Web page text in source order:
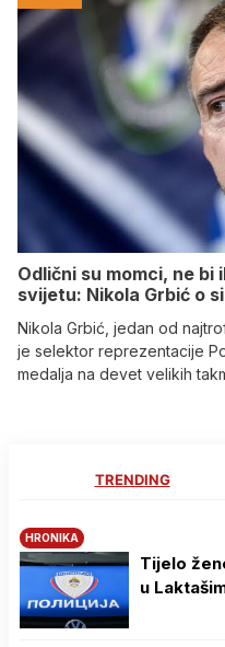
Odlični su momci, ne bi
svijetu: Nikola Grbić o
Nikola Grbić, jedan od
je selektor reprezentacije
medalja na devet velikih
TRENDING
HRONIKA
Tijelo
u